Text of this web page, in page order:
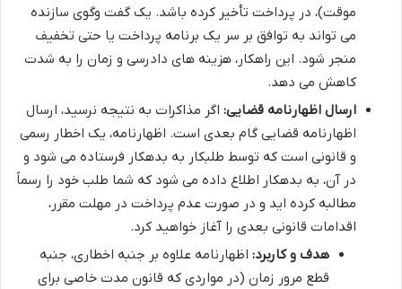
موقت)، در پرداخت تأخیر کرده باشد. یک گفت وگوی سازنده
می تواند به توافق بر سر یک برنامه پرداخت یا حتی تخفیف
منجر شود. این راهکار، هزینه های دادرسی و زمان را به شدت
کاهش می دهد.
ارسال اظهارنامه قضایی: اگر مذاکرات به نتیجه نرسید، ارسال
اظهارنامه قضایی گام بعدی است. اظهارنامه، یک اخطار رسمی
و قانونی است که توسط طلبکار به بدهکار فرستاده می شود و
در آن، به بدهکار اطلاع داده می شود که شما طلب خود را رسماً
مطالبه کرده اید و در صورت عدم پرداخت در مهلت مقرر،
اقدامات قانونی بعدی را آغاز خواهید کرد.
هدف و کاربرد: اظهارنامه علاوه بر جنبه اخطاری، جنبه
قطع مرور زمان (در مواردی که قانون مدت خاصی برای